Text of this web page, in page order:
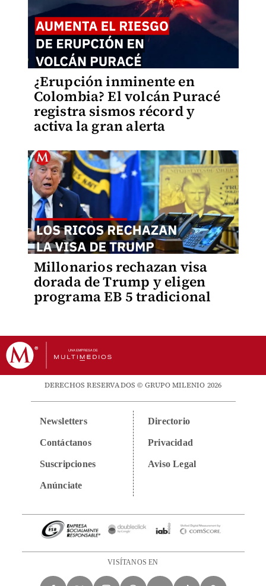
¿Erupción inminente en
Colombia? El volcán Puracé
registra sismos récord y
activa la gran alerta
Millonarios rechazan visa
dorada de Trump y eligen
programa EB 5 tradicional
DERECHOS RESERVADOS © GRUPO MILENIO 2026
Newsletters
Contáctanos
Suscripciones
Anúnciate
Directorio
Privacidad
Aviso Legal
VISÍTANOS EN